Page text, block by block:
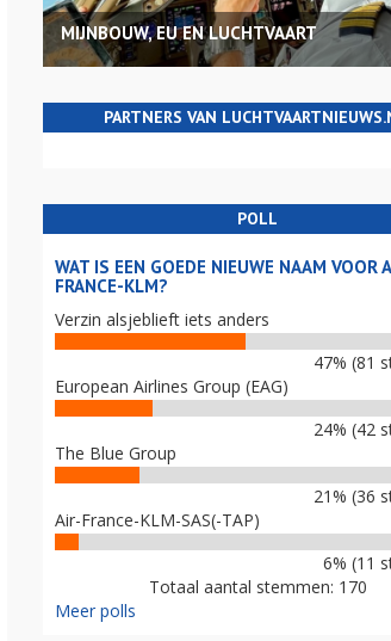
MIJNBOUW, EU EN LUCHTVAART
PARTNERS VAN
POLL
WAT IS EEN GOEDE NIEUWE NAAM VOOR
FRANCE-KLM?
Verzin alsjeblieft iets anders
47% (81
European Airlines Group (EAG)
24% (42
The Blue Group
21% (36
Air-France-KLM-SAS(-TAP)
6% (11
Totaal aantal stemmen: 170
Meer polls